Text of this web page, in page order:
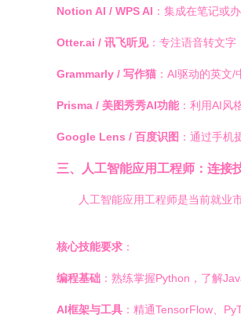
Notion AI / WPS AI ：集成在笔记或
Otter.ai / 讯飞听见：专注语音转文字
Grammarly / 写作猫 ：AI驱动的英文
Prisma / 美图秀秀AI功能：利用AI风
Google Lens / 百度识图 ：通过手机
三、人工智能应用工程师：连接
人工智能应用工程师是当前就业
核心技能要求 ：
编程基础 ：熟练掌握Python，了解
AI框架与工具 ：精通TensorFlow、